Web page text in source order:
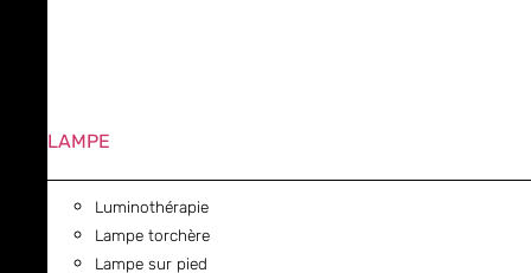
LAMPE
Luminothérapie
Lampe torchère
Lampe sur pied